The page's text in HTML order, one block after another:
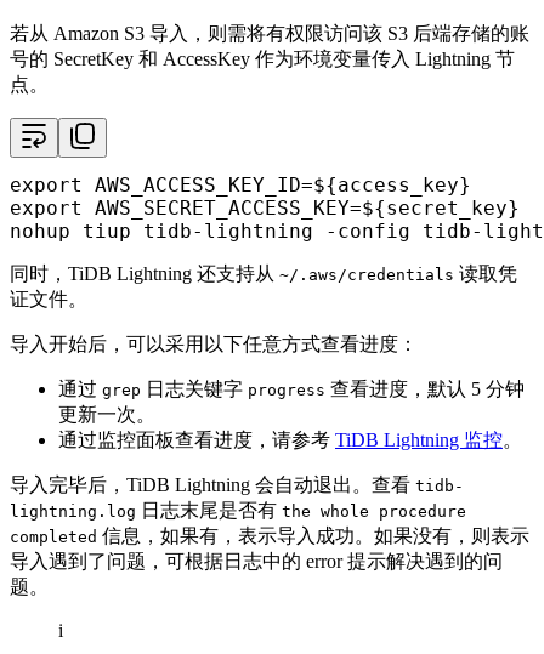
若从 Amazon S3 导入，则需将有权限访问该 S3 后端存储的账
号的 SecretKey 和 AccessKey 作为环境变量传入 Lightning 节
点。
export AWS_ACCESS_KEY_ID=${access_key}
export
AWS_SECRET_ACCESS_KEY=${secret_key}
nohup tiup tidb-lightning -config tidb-
同时，TiDB Lightning 还支持从 ~/.aws/credentials 读取凭
证文件。
导入开始后，可以采用以下任意方式查看进度：
通过 grep 日志关键字 progress 查看进度，默认 5 分钟
更新一次。
通过监控面板查看进度，请参考 TiDB Lightning 监控。
导入完毕后，TiDB Lightning 会自动退出。查看 tidb-
lightning.log 日志末尾是否有 the whole procedure
completed 信息，如果有，表示导入成功。如果没有，则表示
导入遇到了问题，可根据日志中的 error 提示解决遇到的问
题。
i